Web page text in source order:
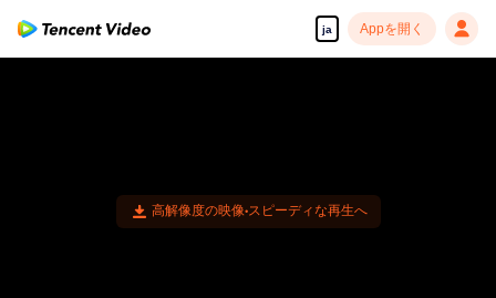
ja Appを開く
高解像度の映像•スピーディな再生へ